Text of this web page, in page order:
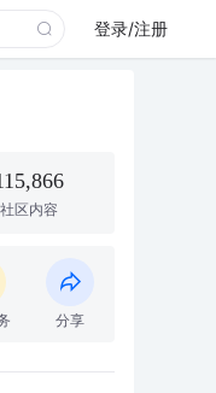
登录/注册
社区内容
分享